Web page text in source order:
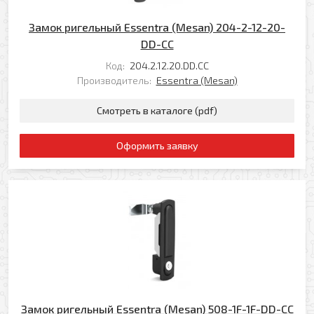
Замок ригельный Essentra (Mesan) 204-2-12-20-
DD-CC
Код: 204.2.12.20.DD.CC
Производитель: Essentra (Mesan)
Смотреть в каталоге (pdf)
Оформить заявку
Замок ригельный Essentra (Mesan) 508-1F-1F-DD-CC
Ваш телефон
персональных данных в соответствии с
Добавить файл